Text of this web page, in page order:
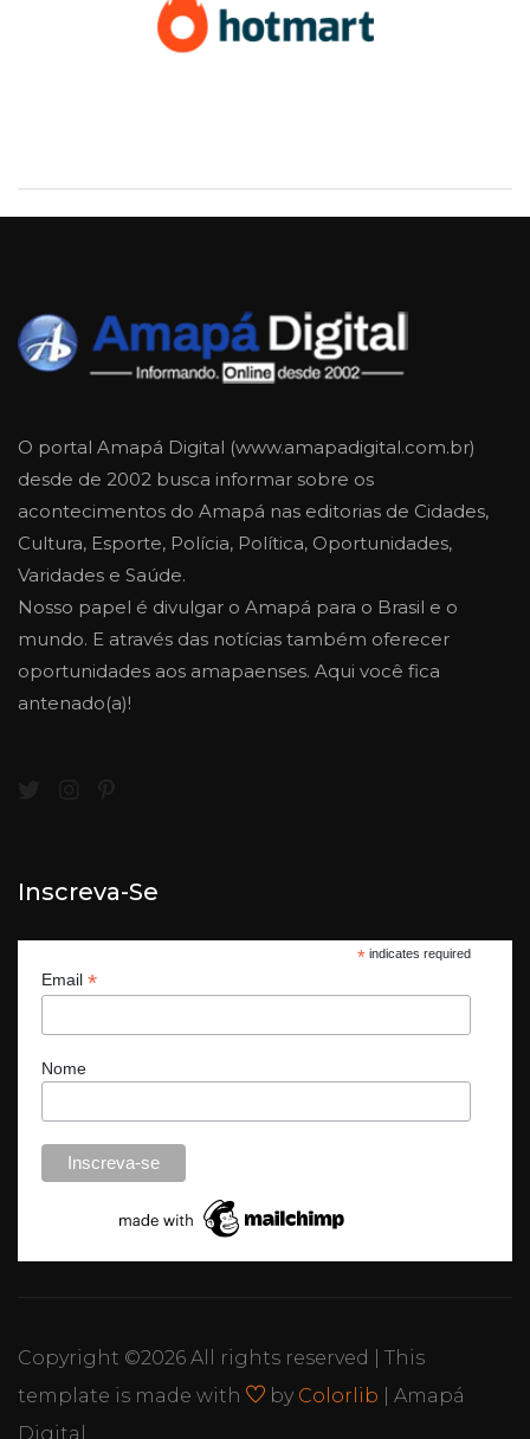
O portal Amapá Digital (www.amapadigital.com.br)
desde de 2002 busca informar sobre os
acontecimentos do Amapá nas editorias de Cidades,
Cultura, Esporte, Polícia, Política, Oportunidades,
Varidades e Saúde.
Nosso papel é divulgar o Amapá para o Brasil e o
mundo. E através das notícias também oferecer
oportunidades aos amapaenses. Aqui você fica
antenado(a)!
Inscreva-Se
*indicates required
Email *
Nome
Copyright ©2026 All rights reserved | This
template is made with
by Colorlib | Amapá
Digital